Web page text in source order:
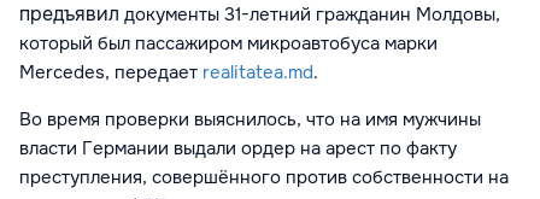
предъявил документы 31-летний гражданин Молдовы,
который был пассажиром микроавтобуса марки
Mercedes, передает realitatea.md.
Во время проверки выяснилось, что на имя мужчины
власти Германии выдали ордер на арест по факту
преступления, совершённого против собственности на